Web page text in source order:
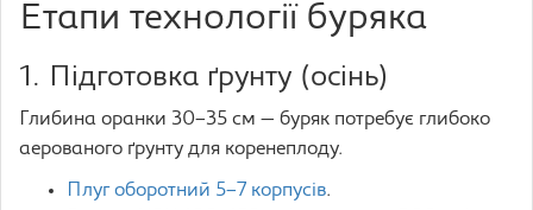
Етапи технології буряка
1. Підготовка ґрунту (осінь)
Глибина оранки 30–35 см — буряк потребує глибоко
аерованого ґрунту для коренеплоду.
Плуг оборотний 5–7 корпусів.